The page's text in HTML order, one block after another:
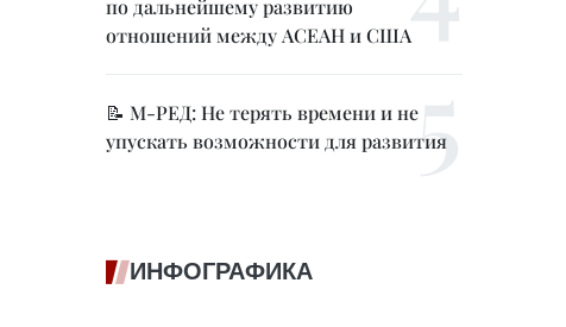
по дальнейшему развитию
отношений между АСЕАН и США
📝 М-РЕД: Не терять времени и не
упускать возможности для развития
ИНФОГРАФИКА